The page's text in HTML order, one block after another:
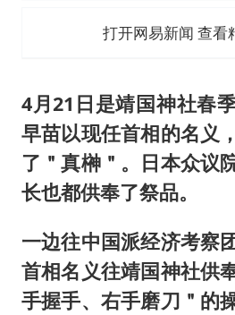
打开网易新闻 查看
4月21日是靖国神社春
早苗以现任首相的名义
了＂真榊＂。日本众议
长也都供奉了祭品。
一边往中国派经济考察
首相名义往靖国神社供
手握手、右手磨刀＂的